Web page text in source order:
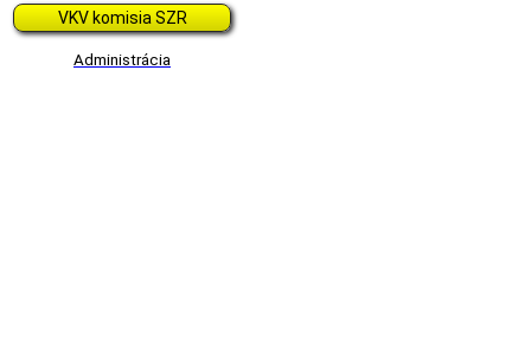
VKV komisia SZR
Administrácia